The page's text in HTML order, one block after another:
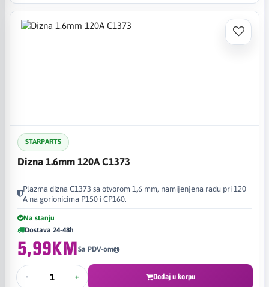
STARPARTS
Dizna 1.6mm 120A C1373
Plazma dizna C1373 sa otvorom 1,6 mm, namijenjena radu pri 120
A na gorionicima P150 i CP160.
Na stanju
Dostava 24-48h
5,99KMSa PDV-om
- + Dodaj u korpu